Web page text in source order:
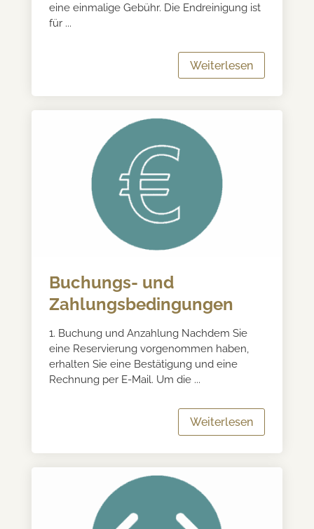
eine einmalige Gebühr. Die Endreinigung ist
für ...
Weiterlesen
Buchungs- und
Zahlungsbedingungen
1. Buchung und Anzahlung Nachdem Sie
eine Reservierung vorgenommen haben,
erhalten Sie eine Bestätigung und eine
Rechnung per E-Mail. Um die ...
Weiterlesen